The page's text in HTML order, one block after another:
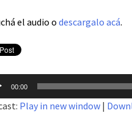
el audio o descargalo acá.
00:00
Play in new window |